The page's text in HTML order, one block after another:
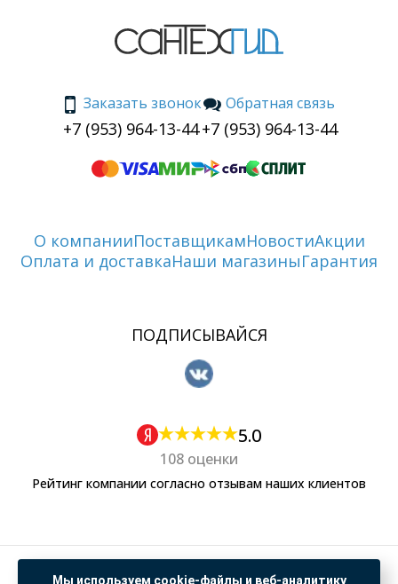
Заказать звонок
+7 (953) 964-13-44
Обратная связь
+7 (953) 964-13-44
О компанииПоставщикамНовостиАкции
Оплата и доставкаНаши магазиныГарантия
ПОДПИСЫВАЙСЯ
5.0
108 оценки
Рейтинг компании согласно отзывам наших клиентов
Политика обработки персональных данных
Мы используем cookie-файлы и веб-аналитику